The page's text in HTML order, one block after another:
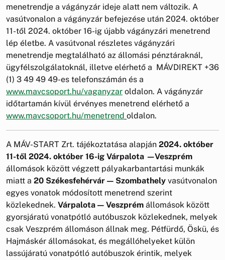
menetrendje a vágányzár ideje alatt nem változik. A
vasútvonalon a vágányzár befejezése után 2024. október
11-től 2024. október 16-ig újabb vágányzári menetrend
lép életbe. A vasútvonal részletes vágányzári
menetrendje megtalálható az állomási pénztáraknál,
ügyfélszolgálatoknál, illetve elérhető a MÁVDIREKT +36
(1) 3 49 49 49-es telefonszámán és a
www.mavcsoport.hu/vaganyzar oldalon. A vágányzár
időtartamán kívül érvényes menetrend elérhető a
www.mavcsoport.hu/menetrend oldalon.
A MÁV-START Zrt. tájékoztatása alapján 2024. október
11-től 2024. október 16-ig Várpalota —Veszprém
állomások között végzett pályakarbantartási munkák
miatt a 20 Székesfehérvár — Szombathely vasútvonalon
egyes vonatok módosított menetrend szerint
közlekednek. Várpalota — Veszprém állomások között
gyorsjáratú vonatpótló autóbuszok közlekednek, melyek
csak Veszprém állomáson állnak meg. Pétfürdő, Öskü, és
Hajmáskér állomásokat, és megállóhelyeket külön
lassújáratú vonatpótló autóbuszok érintik, melyek